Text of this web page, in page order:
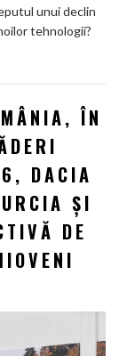
unui declin
tehnologii?
ÎN
DACIA
ȘI
DE